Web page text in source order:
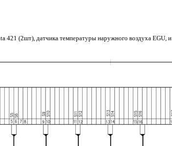
421 (2шт), датчика температуры наружного воздуха EGU,